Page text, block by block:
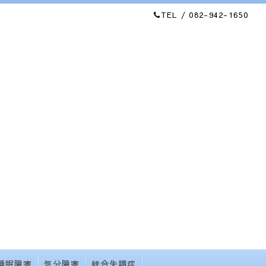
TEL / 082-942-1650
眠障害 気分障害 統合失調症